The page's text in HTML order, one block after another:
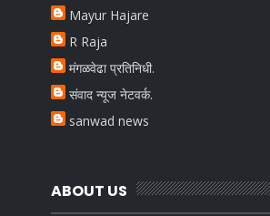
Mayur Hajare
R Raja
मंगळवेढा प्रतिनिधी.
संवाद न्यूज नेटवर्क.
sanwad news
ABOUT US